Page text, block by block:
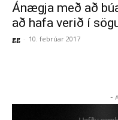
Ánægja með að
að hafa verið í
gg - 10. febrúar 2017
-